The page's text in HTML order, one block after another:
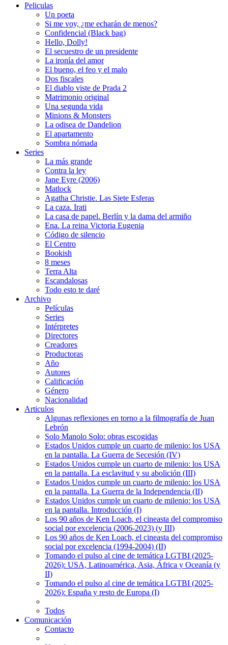
Peliculas
Un poeta
Si me voy, ¿me echarán de menos?
Confidencial (Black bag)
Hello, Dolly!
El secuestro de un presidente
La ironía del amor
El bueno, el feo y el malo
Dos fiscales
El diablo viste de Prada 2
Matrimonio original
Una segunda vida
Minions & Monsters
La odisea de Dandelion
El apartamento
Sombra nómada
Series
La más grande
Contra la ley
Jane Eyre (2006)
Matlock
Agatha Christie. Las Siete Esferas
La caza. Irati
La casa de papel. Berlín y la dama del armiño
Ena. La reina Victoria Eugenia
Código de silencio
El Centro
Bookish
8 meses
Terra Alta
Escandalosas
Todo esto te daré
Archivo
Películas
Series
Intérpretes
Directores
Creadores
Productoras
Año
Autores
Calificación
Género
Nacionalidad
Articulos
Algunas reflexiones en torno a la filmografía de Juan
Lebrón
Solo Manolo Solo: obras escogidas
Estados Unidos cumple un cuarto de milenio: los USA
en la pantalla. La Guerra de Secesión (IV)
Estados Unidos cumple un cuarto de milenio: los USA
en la pantalla. La esclavitud y su abolición (III)
Estados Unidos cumple un cuarto de milenio: los USA
en la pantalla. La Guerra de la Independencia (II)
Estados Unidos cumple un cuarto de milenio: los USA
en la pantalla. Introducción (I)
Los 90 años de Ken Loach, el cineasta del compromiso
social por excelencia (2006-2023) (y III)
Los 90 años de Ken Loach, el cineasta del compromiso
social por excelencia (1994-2004) (II)
Tomando el pulso al cine de temática LGTBI (2025-
2026): USA, Latinoamérica, Asia, África y Oceanía (y
II)
Tomando el pulso al cine de temática LGTBI (2025-
2026): España y resto de Europa (I)
Todos
Comunicación
Contacto